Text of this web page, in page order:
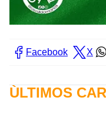
Facebook X
ÙLTIMOS